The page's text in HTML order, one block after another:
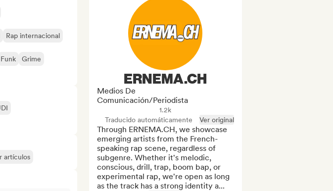
Rap internacional
Funk
Grime
artículos
ERNEMA.CH
Medios De
Comunicación/Periodista
1.2k
Traducido automáticamente
Ver original
Through ERNEMA.CH, we showcase
emerging artists from the French-
speaking rap scene, regardless of
subgenre. Whether it's melodic,
conscious, drill, trap, boom bap, or
experimental rap, we're open as long
as the track has a strong identity a...